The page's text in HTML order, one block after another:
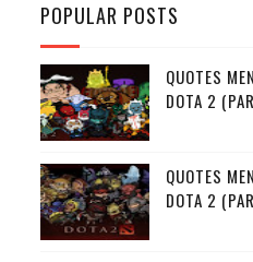
POPULAR POSTS
QUOTES
DOTA 2
QUOTES
DOTA 2